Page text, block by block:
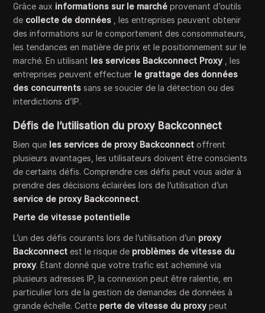
Grâce aux informations sur le marché provenant d’outils
de collecte de données , les entreprises peuvent obtenir
des informations sur le comportement des consommateurs,
les tendances en matière de prix et le positionnement sur le
marché. En utilisant les services Backconnect Proxy, les
entreprises peuvent effectuer le grattage des données
des concurrents sans se soucier de la détection ou des
interdictions d’IP.
Défis de l’utilisation du proxy Backconnect
Bien que les services de proxy Backconnect offrent
plusieurs avantages, les utilisateurs doivent être conscients
de certains défis. Comprendre ces défis peut vous aider à
prendre des décisions éclairées lors de l’utilisation d’un
service de proxy Backconnect.
Perte de vitesse potentielle
L’un des défis courants lors de l’utilisation d’un proxy
Backconnect est le risque de problèmes de vitesse du
proxy. Étant donné que votre trafic est acheminé via
plusieurs adresses IP, la connexion peut être ralentie, en
particulier lors de la gestion de demandes de données à
grande échelle. Cette perte de vitesse du proxypeut